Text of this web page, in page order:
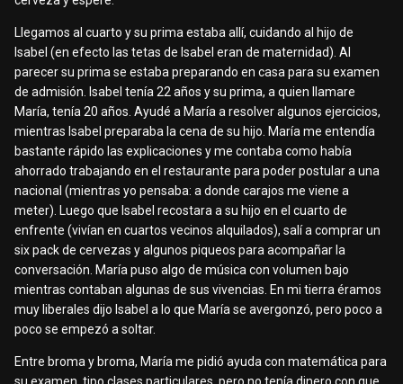
Llegamos al cuarto y su prima estaba allí, cuidando al hijo de
Isabel (en efecto las tetas de Isabel eran de maternidad). Al
parecer su prima se estaba preparando en casa para su examen
de admisión. Isabel tenía 22 años y su prima, a quien llamare
María, tenía 20 años. Ayudé a María a resolver algunos ejercicios,
mientras Isabel preparaba la cena de su hijo. María me entendía
bastante rápido las explicaciones y me contaba como había
ahorrado trabajando en el restaurante para poder postular a una
nacional (mientras yo pensaba: a donde carajos me viene a
meter). Luego que Isabel recostara a su hijo en el cuarto de
enfrente (vivían en cuartos vecinos alquilados), salí a comprar un
six pack de cervezas y algunos piqueos para acompañar la
conversación. María puso algo de música con volumen bajo
mientras contaban algunas de sus vivencias. En mi tierra éramos
muy liberales dijo Isabel a lo que María se avergonzó, pero poco a
poco se empezó a soltar.
Entre broma y broma, María me pidió ayuda con matemática para